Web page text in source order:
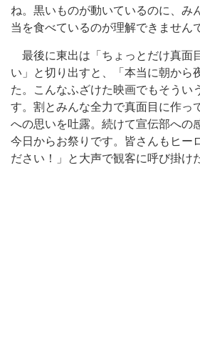
ね。黒いものが動いているのに、み
当を食べているのが理解できません
最後に東出は「ちょっとだけ真面
い」と切り出すと、「本当に朝から
た。こんなふざけた映画でもそうい
す。割とみんな全力で真面目に作っ
への思いを吐露。続けて宣伝部への
今日からお祭りです。皆さんもヒー
ださい！」と大声で観客に呼び掛け